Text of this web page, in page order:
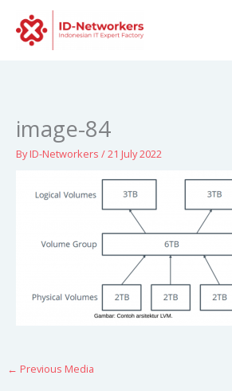
content
image-84
ByID-Networkers /21 July 2022
← Previous Media